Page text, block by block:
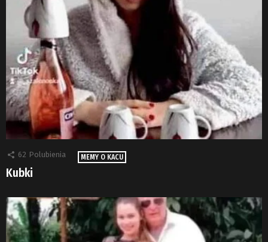
62 Polubienia MEMY O KACU
Kubki